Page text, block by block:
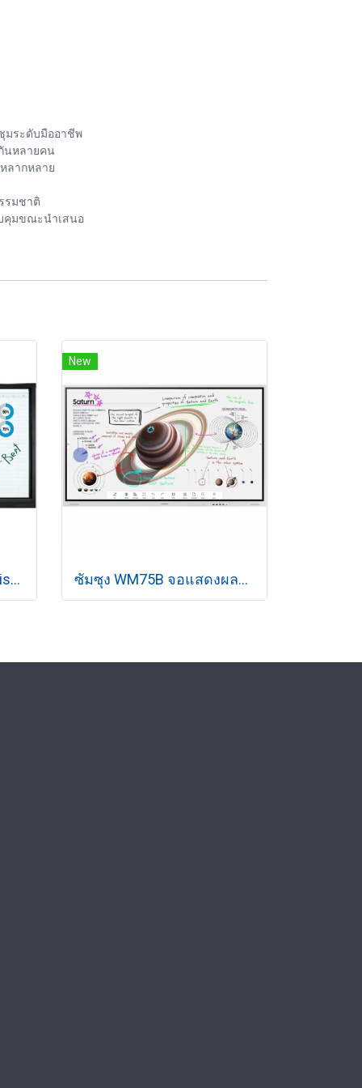
มระดับมืออาชีพ
นหลายคน
ลากหลาย
รมชาติ
คุมขณะนำเสนอ
Interactive Multimedia Display VERTEX IL-3655 PRO
New
ซัมซุง WM75B จอแสดงผลแบบร่วมมือ ขนาด 75 นิ้ว 4K UHD 20 จุดสัมผัส Tizen 6.5